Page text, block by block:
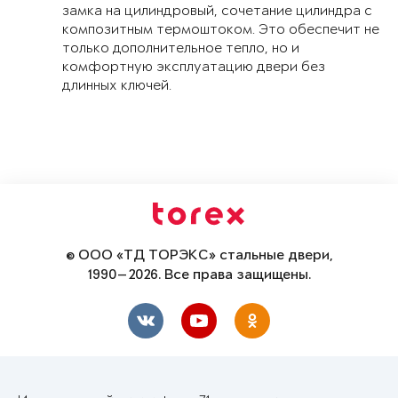
замка на цилиндровый, сочетание цилиндра с
композитным термоштоком. Это обеспечит не
только дополнительное тепло, но и
комфортную эксплуатацию двери без
длинных ключей.
© ООО «ТД ТОРЭКС» стальные двери,
1990—2026. Все права защищены.